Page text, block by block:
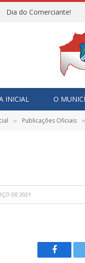
Dia do Comerciante!
INICIAL O
» Publicações Oficiais »
DE 2021